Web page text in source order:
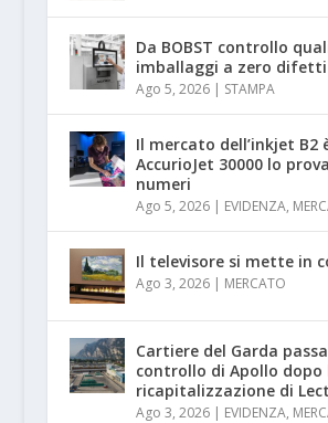
Da BOBST controllo
imballaggi a zero difetti
Ago 5, 2026| STAMPA
Il mercato dell’inkjet B2
AccurioJet 30000 lo
numeri
Ago 5, 2026| EVIDENZA,
Il televisore si mette in
Ago 3, 2026| MERCATO
Cartiere del Garda
controllo di Apollo dopo
ricapitalizzazione di
Ago 3, 2026| EVIDENZA,